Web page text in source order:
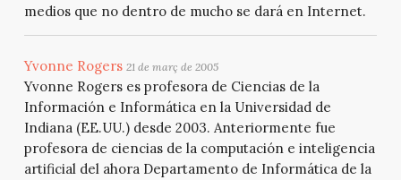
medios que no dentro de mucho se dará en Internet.
Yvonne Rogers 21 de març de 2005
Yvonne Rogers es profesora de Ciencias de la
Información e Informática en la Universidad de
Indiana (EE.UU.) desde 2003. Anteriormente fue
profesora de ciencias de la computación e inteligencia
artificial del ahora Departamento de Informática de la